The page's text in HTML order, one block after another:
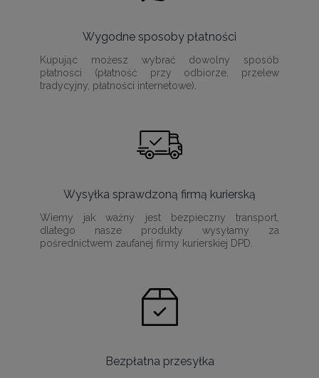
Wygodne sposoby płatności
Kupując możesz wybrać dowolny sposób
płatności (płatność przy odbiorze, przelew
tradycyjny, płatności internetowe).
Wysyłka sprawdzoną firmą kurierską
Wiemy jak ważny jest bezpieczny transport,
dlatego nasze produkty wysyłamy za
pośrednictwem zaufanej firmy kurierskiej DPD.
Bezpłatna przesyłka